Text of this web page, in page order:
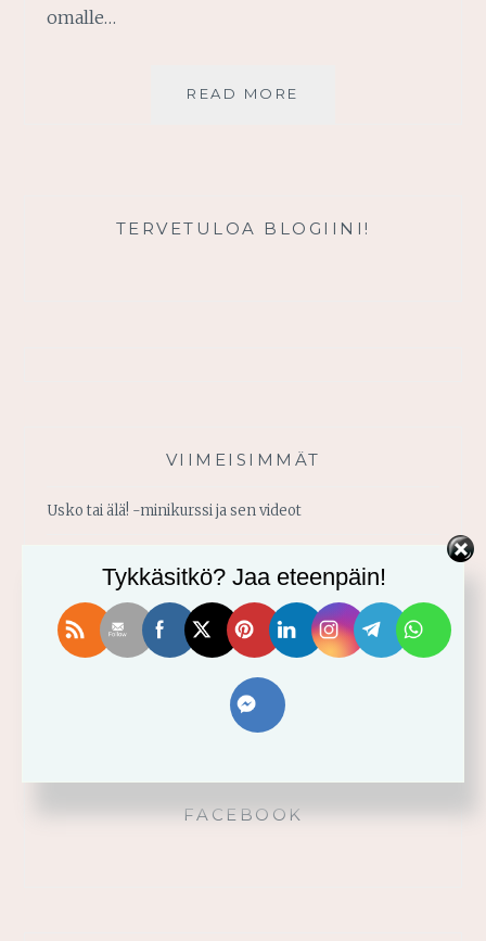
omalle…
READ MORE
TERVETULOA BLOGIINI!
VIIMEISIMMÄT
Usko tai älä! -minikurssi ja sen videot
Älä yritä omin voimin
Käytä saamaasi voimaa!
FACEBOOK
Tykkäsitkö? Jaa eteenpäin!